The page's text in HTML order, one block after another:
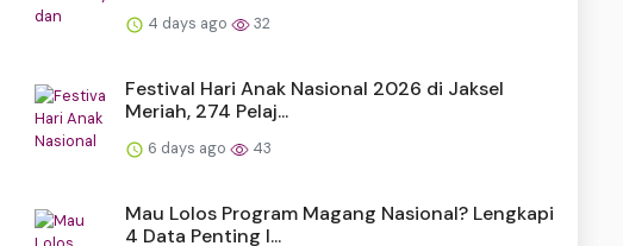
4 days ago 32
Festival Hari Anak Nasional 2026 di Jaksel
Meriah, 274 Pelaj...
6 days ago 43
Mau Lolos Program Magang Nasional? Lengkapi
4 Data Penting I...